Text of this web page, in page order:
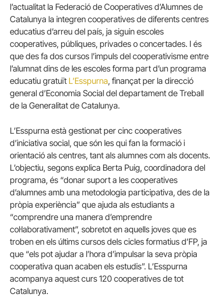
l’actualitat la Federació de Cooperatives d’Alumnes de
Catalunya la integren cooperatives de diferents centres
educatius d’arreu del país, ja siguin escoles
cooperatives, públiques, privades o concertades. I és
que des fa dos cursos l’impuls del cooperativisme entre
l’alumnat dins de les escoles forma part d’un programa
educatiu gratuït L’Esspurna, finançat per la direcció
general d’Economia Social del departament de Treball
de la Generalitat de Catalunya.
L’Esspurna està gestionat per cinc cooperatives
d’iniciativa social, que són les qui fan la formació i
orientació als centres, tant als alumnes com als docents.
L’objectiu, segons explica Berta Puig, coordinadora del
programa, és “donar suport a les cooperatives
d’alumnes amb una metodologia participativa, des de la
pròpia experiència” que ajuda als estudiants a
“comprendre una manera d’emprendre
col·laborativament”, sobretot en aquells joves que es
troben en els últims cursos dels cicles formatius d’FP, ja
que “els pot ajudar a l’hora d’impulsar la seva pròpia
cooperativa quan acaben els estudis”. L’Esspurna
acompanya aquest curs 120 cooperatives de tot
Catalunya.